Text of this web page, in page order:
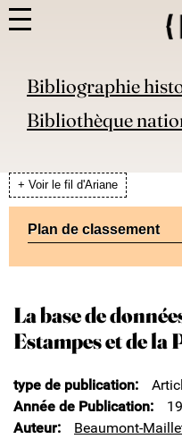
Bibliographie
Bibliothèque
+ Voir le fil d'Ariane
Plan de classement
La base de
Estampes et de
type de publication
Année de Publication
Auteur
Beaumont-